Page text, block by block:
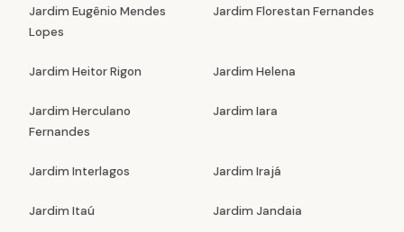
Jardim Eugênio Mendes
Lopes
Jardim Florestan Fernandes
Jardim Heitor Rigon Jardim Helena
Jardim Herculano
Fernandes
Jardim Iara
Jardim Interlagos Jardim Irajá
Jardim Itaú Jardim Jandaia